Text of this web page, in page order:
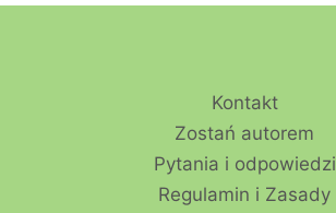
Kontakt
Zostań autorem
Pytania i odpowiedzi
Regulamin i Zasady